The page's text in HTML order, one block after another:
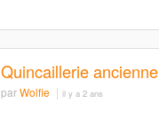
Quincaillerie ancienne
parWolfie il y a 2 ans